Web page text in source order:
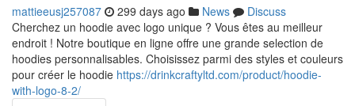
mattieeusj257087 299 days ago News
Discuss
Cherchez un hoodie avec logo unique ? Vous êtes au meilleur
endroit ! Notre boutique en ligne offre une grande selection de
hoodies personnalisables. Choisissez parmi des styles et couleurs
pour créer le hoodie https://drinkcraftyltd.com/product/hoodie-
with-logo-8-2/